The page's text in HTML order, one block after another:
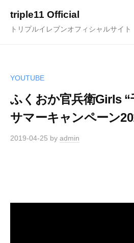
triple11 Official
トリプルイレブンオフィシャルサイト
YOUTUBE
ふくおか官兵衛Girls “
サマーキャンペーン
2019-04-25 by admin